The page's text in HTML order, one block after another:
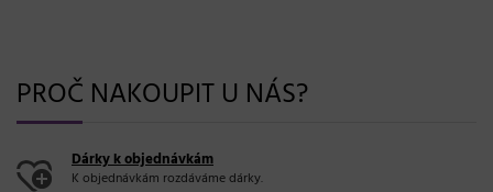
PROČ NAKOUPIT U NÁS?
Dárky k objednávkám
K objednávkám rozdáváme dárky.